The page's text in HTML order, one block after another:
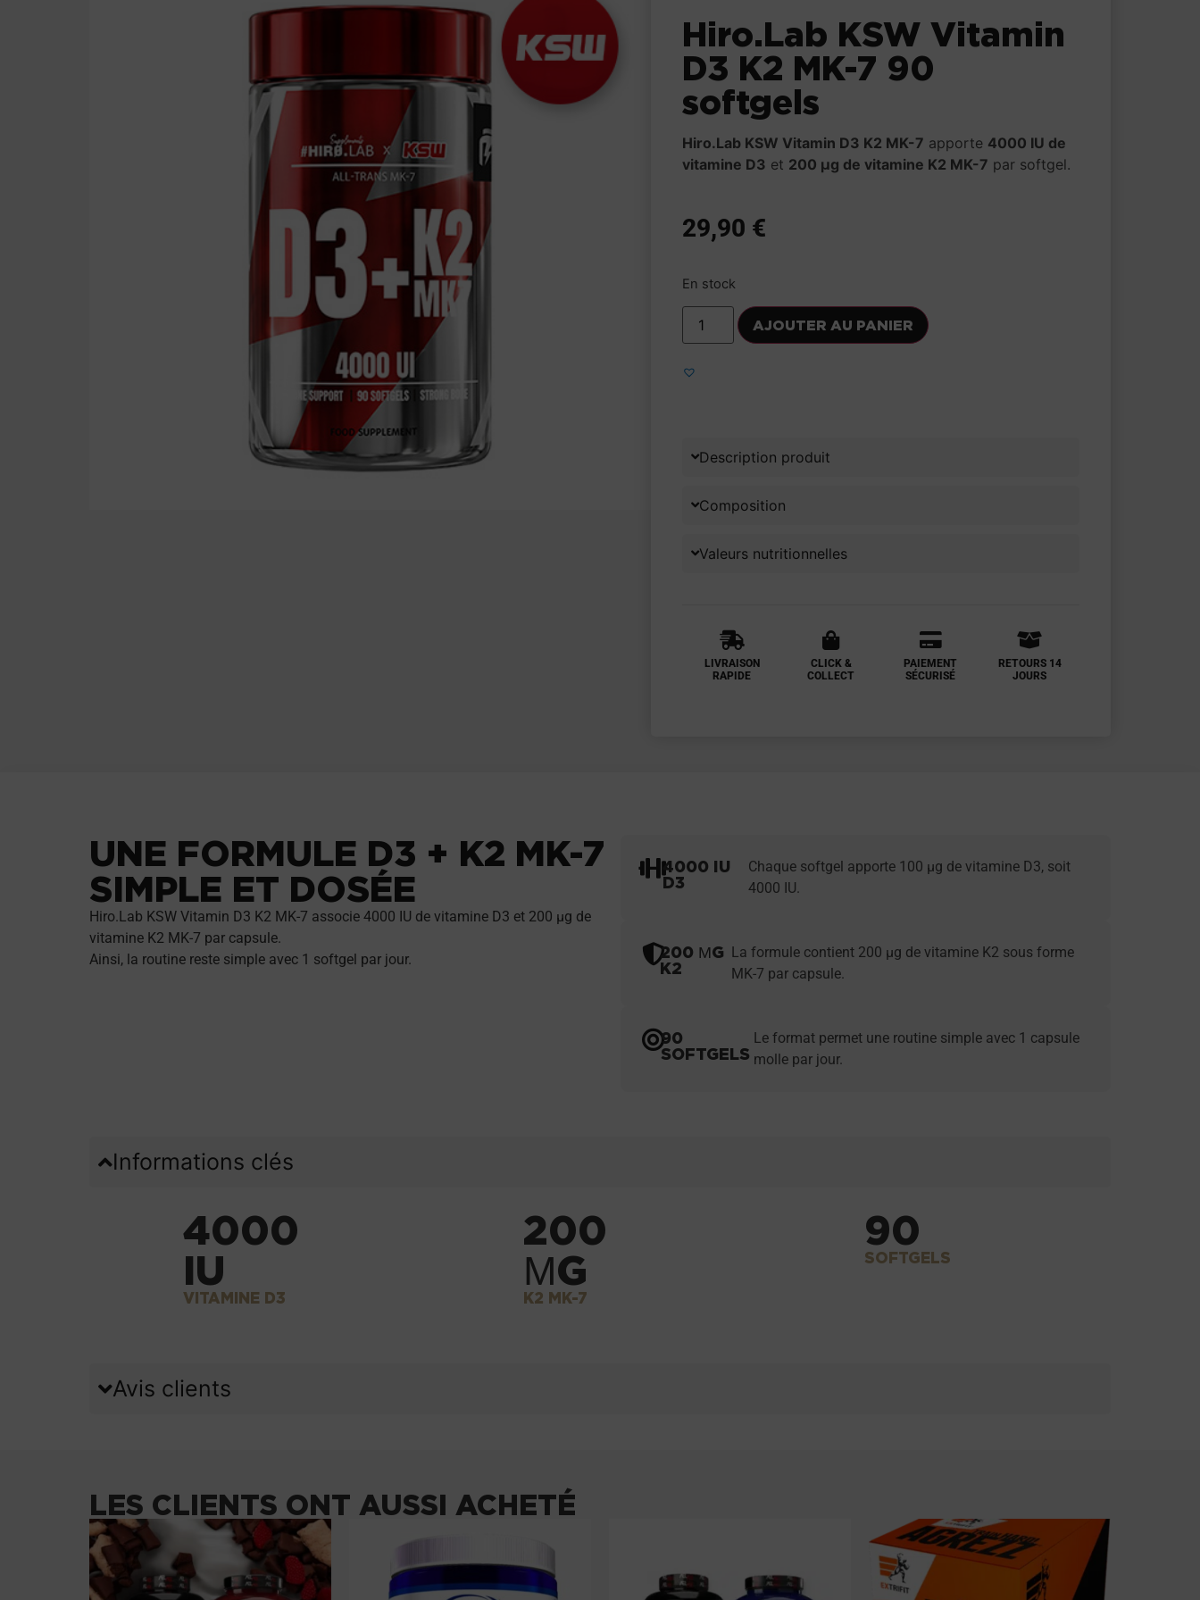
Hiro.Lab KSW Vitamin
D3 K2 MK-7 90
softgels
Hiro.Lab KSW Vitamin D3 K2 MK-7 apporte 4000 IU de
vitamine D3 et 200 µg de vitamine K2 MK-7 par softgel.
29,90 €
En stock
AJOUTER AU PANIER
Description produit
Composition
Valeurs nutritionnelles
LIVRAISON
RAPIDE
CLICK &
COLLECT
PAIEMENT
SÉCURISÉ
RETOURS 14
JOURS
UNE FORMULE D3 + K2 MK-7
SIMPLE ET DOSÉE
Hiro.Lab KSW Vitamin D3 K2 MK-7 associe 4000 IU de vitamine D3 et 200 µg de
vitamine K2 MK-7 par capsule.
Ainsi, la routine reste simple avec 1 softgel par jour.
4000 IU
D3
Chaque softgel apporte 100 µg de vitamine D3, soit
4000 IU.
200 ΜG
K2
La formule contient 200 µg de vitamine K2 sous forme
MK-7 par capsule.
90
SOFTGELS
Le format permet une routine simple avec 1 capsule
molle par jour.
Informations clés
4000
IU
VITAMINE D3
200
ΜG
K2 MK-7
90
SOFTGELS
Avis clients
LES CLIENTS ONT AUSSI ACHETÉ